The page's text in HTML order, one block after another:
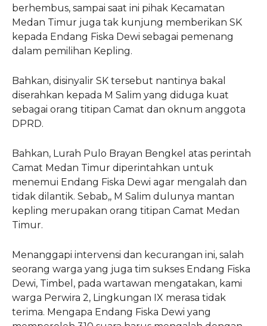
berhembus, sampai saat ini pihak Kecamatan
Medan Timur juga tak kunjung memberikan SK
kepada Endang Fiska Dewi sebagai pemenang
dalam pemilihan Kepling.
Bahkan, disinyalir SK tersebut nantinya bakal
diserahkan kepada M Salim yang diduga kuat
sebagai orang titipan Camat dan oknum anggota
DPRD.
Bahkan, Lurah Pulo Brayan Bengkel atas perintah
Camat Medan Timur diperintahkan untuk
menemui Endang Fiska Dewi agar mengalah dan
tidak dilantik. Sebab,, M Salim dulunya mantan
kepling merupakan orang titipan Camat Medan
Timur.
Menanggapi intervensi dan kecurangan ini, salah
seorang warga yang juga tim sukses Endang Fiska
Dewi, Timbel, pada wartawan mengatakan, kami
warga Perwira 2, Lingkungan IX merasa tidak
terima. Mengapa Endang Fiska Dewi yang